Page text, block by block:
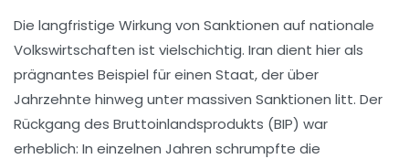
Die langfristige Wirkung von Sanktionen auf nationale
Volkswirtschaften ist vielschichtig. Iran dient hier als
prägnantes Beispiel für einen Staat, der über
Jahrzehnte hinweg unter massiven Sanktionen litt. Der
Rückgang des Bruttoinlandsprodukts (BIP) war
erheblich: In einzelnen Jahren schrumpfte die